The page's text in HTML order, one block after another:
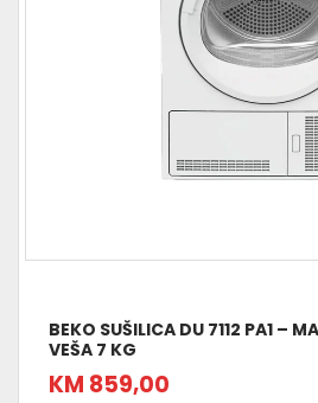
BEKO SUŠILICA DU 7112 PA1 –
VEŠA 7 KG
KM 859,00